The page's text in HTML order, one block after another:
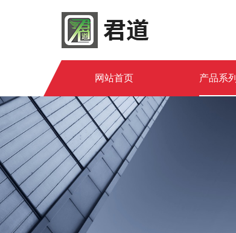
网站首页 产品系列